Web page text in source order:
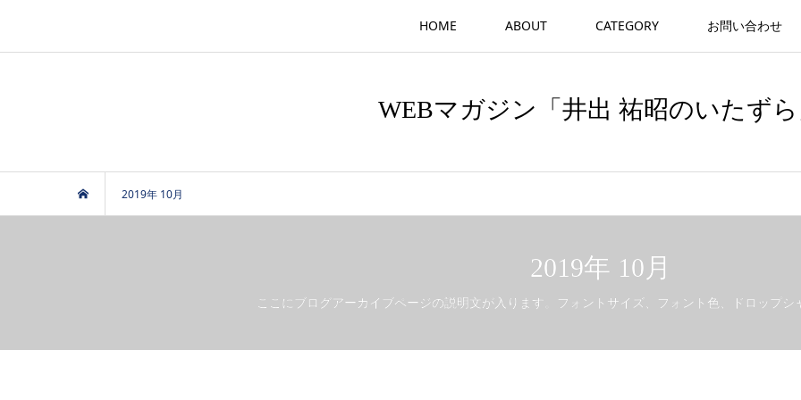
HOME ABOUT CATEGORY お問い合わせ
WEBマガジン「井出 祐昭のいたずら
2019年 10月
2019年 10月
ここにブログアーカイブページの説明文が入ります。フォントサイズ、フォント色、ドロップシ